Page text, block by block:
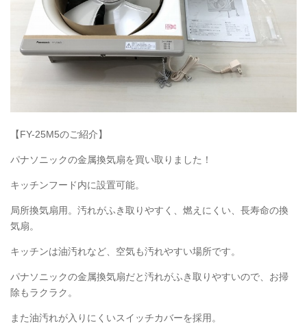
【FY-25M5のご紹介】
パナソニックの金属換気扇を買い取りました！
キッチンフード内に設置可能。
局所換気扇用。汚れがふき取りやすく、燃えにくい、長寿命の換
気扇。
キッチンは油汚れなど、空気も汚れやすい場所です。
パナソニックの金属換気扇だと汚れがふき取りやすいので、お掃
除もラクラク。
また油汚れが入りにくいスイッチカバーを採用。